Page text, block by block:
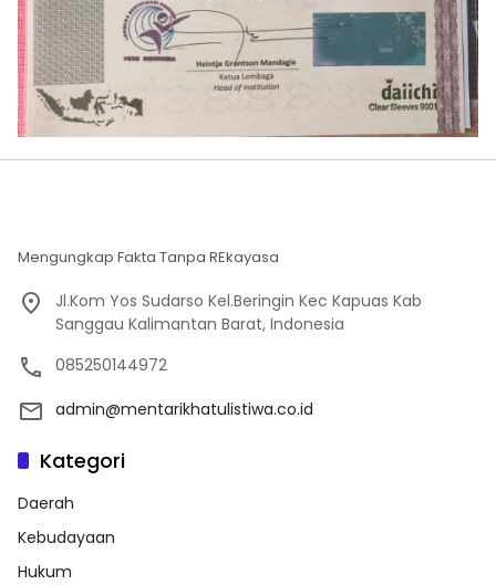
Mengungkap Fakta Tanpa REkayasa
Jl.Kom Yos Sudarso Kel.Beringin Kec Kapuas Kab
Sanggau Kalimantan Barat, Indonesia
085250144972
admin@mentarikhatulistiwa.co.id
Kategori
Daerah
Kebudayaan
Hukum